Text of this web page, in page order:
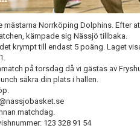
Norrköping Dolphins. Efter
kämpade sig Nässjö tillbaka.
krympt till endast 5 poäng. Laget
på torsdag då vi gästas av
säkra din plats i hallen.
matchdag.
123 328 91 54